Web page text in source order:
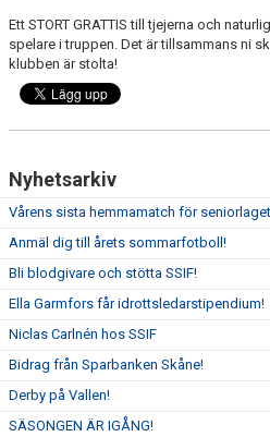
Ett STORT GRATTIS till tjejerna och
spelare i truppen. Det är tillsammans ni
klubben är stolta!
Nyhetsarkiv
Vårens sista hemmamatch för
Anmäl dig till årets sommarfotboll!
Bli blodgivare och stötta SSIF!
Ella Garmfors får idrottsledarstipendium!
Niclas Carlnén hos SSIF
Bidrag från Sparbanken Skåne!
Derby på Vallen!
SÄSONGEN ÄR IGÅNG!